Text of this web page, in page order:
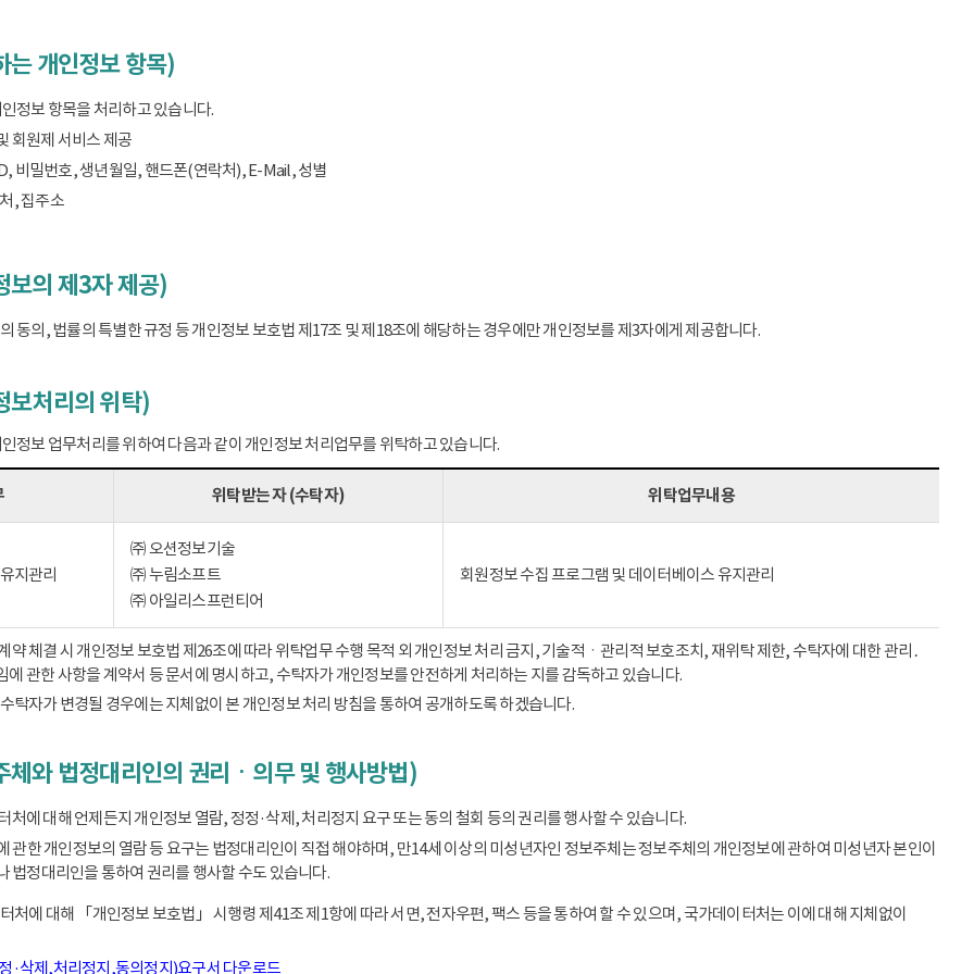
개인정보 항목)
정보 항목을 처리하고 있습니다.
회원제 서비스 제공
비밀번호, 생년월일, 핸드폰(연락처), E-Mail, 성별
, 집주소
의 제3자 제공)
동의, 법률의 특별한 규정 등 개인정보 보호법 제17조 및 제18조에 해당하는 경우에만 개인정보를 제3자에게 제공합니다.
처리의 위탁)
정보 업무처리를 위하여 다음과 같이 개인정보 처리업무를 위탁하고 있습니다.
위탁받는 자 (수탁자) 위탁업무내용
지관리
㈜ 오션정보기술
㈜ 누림소프트
㈜ 아일리스프런티어
회원정보 수집 프로그램 및 데이터베이스 유지관리
체결 시 개인정보 보호법 제26조에 따라 위탁업무 수행 목적 외 개인정보 처리 금지, 기술적ㆍ관리적 보호조치, 재위탁 제한, 수탁자에 대한 관리․
에 관한 사항을 계약서 등 문서에 명시하고, 수탁자가 개인정보를 안전하게 처리하는 지를 감독하고 있습니다.
탁자가 변경될 경우에는 지체없이 본 개인정보 처리 방침을 통하여 공개하도록 하겠습니다.
와 법정대리인의 권리ㆍ의무 및 행사방법)
에 대해 언제든지 개인정보 열람, 정정·삭제, 처리정지 요구 또는 동의 철회 등의 권리를 행사할 수 있습니다.
관한 개인정보의 열람 등 요구는 법정대리인이 직접 해야하며, 만14세 이상의 미성년자인 정보주체는 정보주체의 개인정보에 관하여 미성년자 본인이
법정대리인을 통하여 권리를 행사할 수도 있습니다.
처에 대해 「개인정보 보호법」 시행령 제41조 제1항에 따라 서면, 전자우편, 팩스 등을 통하여 할 수 있으며, 국가데이터처는 이에 대해 지체없이
·삭제,처리정지,동의정지)요구서 다운로드